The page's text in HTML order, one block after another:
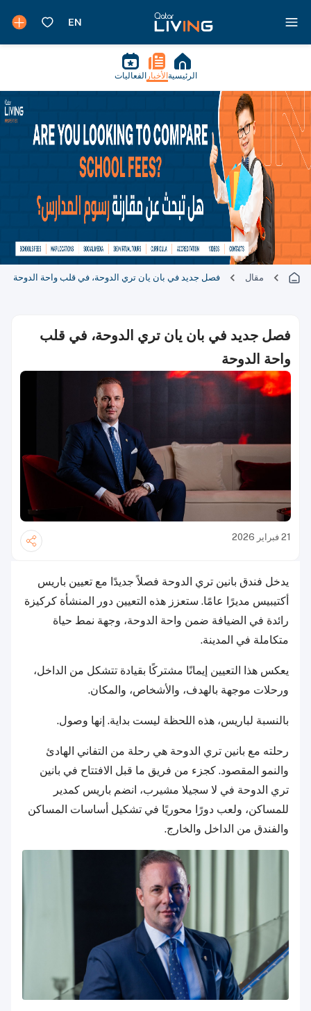
الرئيسية الأخبار الفعاليات
مقال فصل جديد في بان يان تري الدوحة، في قلب واحة الدوحة
فصل جديد في بان يان تري الدوحة، في قلب
واحة الدوحة
21 فبراير 2026
يدخل فندق بانين تري الدوحة فصلاً جديدًا مع تعيين باريس
أكتيبيس مديرًا عامًا. ستعزز هذه التعيين دور المنشأة كركيزة
رائدة في الضيافة ضمن واحة الدوحة، وجهة نمط حياة
متكاملة في المدينة.
يعكس هذا التعيين إيمانًا مشتركًا بقيادة تتشكل من الداخل،
ورحلات موجهة بالهدف، والأشخاص، والمكان.
بالنسبة لباريس، هذه اللحظة ليست بداية. إنها وصول.
رحلته مع بانين تري الدوحة هي رحلة من التفاني الهادئ
والنمو المقصود. كجزء من فريق ما قبل الافتتاح في بانين
تري الدوحة في لا سجيلا مشيرب، انضم باريس كمدير
للمساكن، ولعب دورًا محوريًا في تشكيل أساسات المساكن
والفندق من الداخل والخارج.